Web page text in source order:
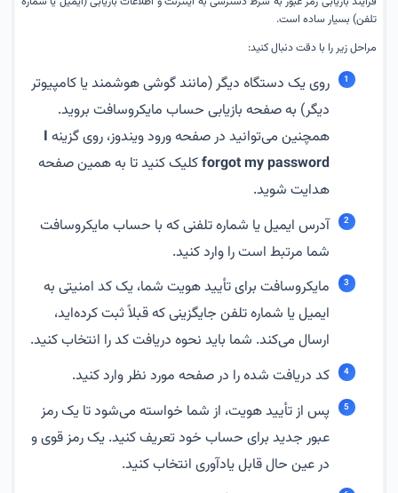
تلفن) بسیار ساده است.
مراحل زیر را با دقت دنبال کنید:
روی یک دستگاه دیگر (مانند گوشی هوشمند یا کامپیوتر
دیگر) به صفحه بازیابی حساب مایکروسافت بروید.
همچنین می‌توانید در صفحه ورود ویندوز، روی گزینه I
forgot my passwordکلیک کنید تا به همین صفحه
هدایت شوید.
آدرس ایمیل یا شماره تلفنی که با حساب مایکروسافت
شما مرتبط است را وارد کنید.
مایکروسافت برای تأیید هویت شما، یک کد امنیتی به
ایمیل یا شماره تلفن جایگزینی که قبلاً ثبت کرده‌اید،
ارسال می‌کند. شما باید نحوه دریافت کد را انتخاب کنید.
کد دریافت شده را در صفحه مورد نظر وارد کنید.
پس از تأیید هویت، از شما خواسته می‌شود تا یک رمز
عبور جدید برای حساب خود تعریف کنید. یک رمز قوی و
در عین حال قابل یادآوری انتخاب کنید.